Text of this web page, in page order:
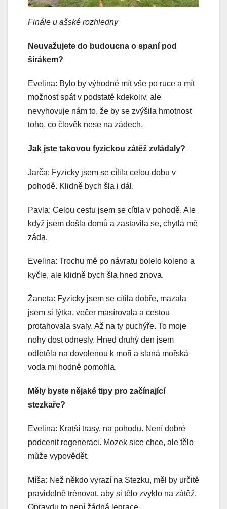
Finále u ašské rozhledny
Neuvažujete do budoucna o spaní pod
širákem?
Evelina: Bylo by výhodné mít vše po ruce a mít
možnost spát v podstatě kdekoliv, ale
nevyhovuje nám to, že by se zvýšila hmotnost
toho, co člověk nese na zádech.
Jak jste takovou fyzickou zátěž zvládaly?
Jarča: Fyzicky jsem se cítila celou dobu v
pohodě. Klidně bych šla i dál.
Pavla: Celou cestu jsem se cítila v pohodě. Ale
když jsem došla domů a zastavila se, chytla mě
záda.
Evelina: Trochu mě po návratu bolelo koleno a
kyčle, ale klidně bych šla hned znova.
Žaneta: Fyzicky jsem se cítila dobře, mazala
jsem si lýtka, večer masírovala a cestou
protahovala svaly. Až na ty puchýře. To moje
nohy dost odnesly. Hned druhý den jsem
odletěla na dovolenou k moři a slaná mořská
voda mi hodně pomohla.
Měly byste nějaké tipy pro začínající
stezkaře?
Evelina: Kratší trasy, na pohodu. Není dobré
podcenit regeneraci. Mozek sice chce, ale tělo
může vypovědět.
Míša: Než někdo vyrazí na Stezku, měl by určitě
pravidelně trénovat, aby si tělo zvyklo na zátěž.
Opravdu to není žádná legrace.